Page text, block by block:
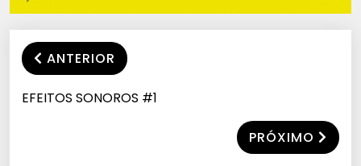
ANTERIOR
EFEITOS SONOROS #1
PRÓXIMO